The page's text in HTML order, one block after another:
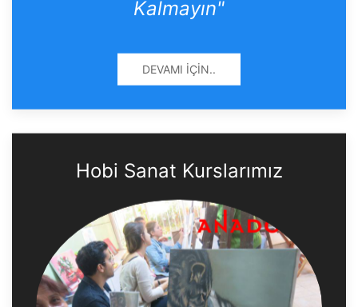
Kalmayın"
DEVAMI İÇIN..
Hobi Sanat Kurslarımız